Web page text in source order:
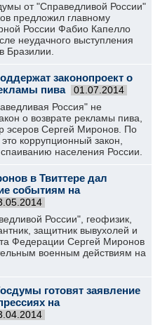
от "Справедливой России"
предложил главному
России Фабио Капелло
неудачного выступления
Бразилии.
законопроект о
пива
01.07.2014
Россия" не
о возврате рекламы пива,
эсеров Сергей Миронов. По
коррупционный закон,
населения России.
в Твиттере дал
событиям на
России", геофизик,
защитник вывухолей и
Федерации Сергей Миронов
военным действиям на
готовят заявление
на